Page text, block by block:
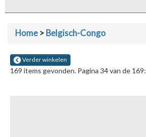
Home>Belgisch-Congo
Verder winkelen
169 items gevonden. Pagina 34 van de 169: